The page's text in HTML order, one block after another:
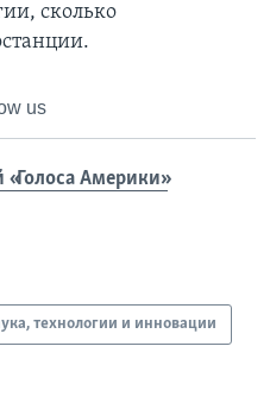
сколько
us
Америки»
технологии и инновации